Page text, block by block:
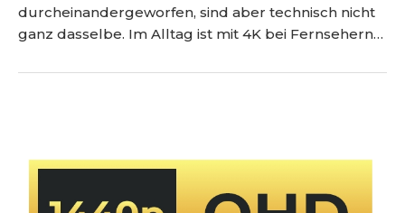
durcheinandergeworfen, sind aber technisch nicht
ganz dasselbe. Im Alltag ist mit 4K bei Fernsehern
Echtes 4K im Kinostandard liegt bei 4096 x 2160